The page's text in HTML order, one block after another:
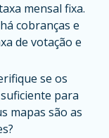
mensal fixa.
cobranças e
de votação e
se os
para
mapas são as